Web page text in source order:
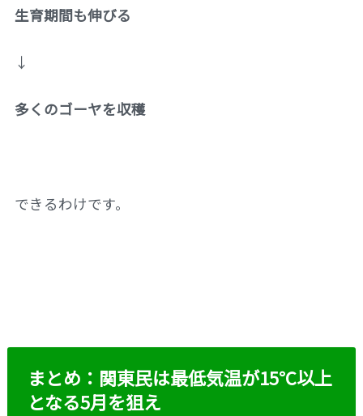
生育期間も伸びる
↓
多くのゴーヤを収穫
できるわけです。
まとめ：関東民は最低気温が15℃以上
となる5月を狙え